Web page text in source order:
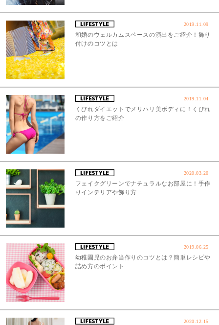
2019.11.09
和婚のウェルカムスペースの演出をご紹介！飾り
付けのコツとは
2019.11.04
くびれダイエットでメリハリ美ボディに！くびれ
の作り方をご紹介
2020.03.20
フェイクグリーンでナチュラルなお部屋に！手作
りインテリアや飾り方
2019.06.25
幼稚園児のお弁当作りのコツとは？簡単レシピや
詰め方のポイント
2020.12.15